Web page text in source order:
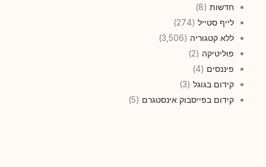
חדשות (8)
לייף סטייל (274)
ללא קטגוריה (3,506)
פוליטיקה (2)
פיננסים (4)
קידום בגוגל (3)
קידום בפייסבוק אינסטגרם (5)